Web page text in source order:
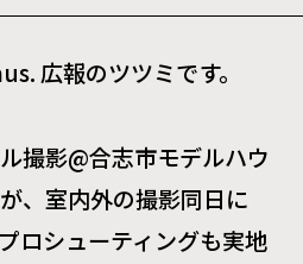
広報のツツミです。
撮影@合志市モデルハウ
、室内外の撮影同日に
ロシューティングも実地